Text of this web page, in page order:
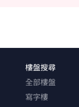
樓盤搜尋
全部樓盤
寫字樓